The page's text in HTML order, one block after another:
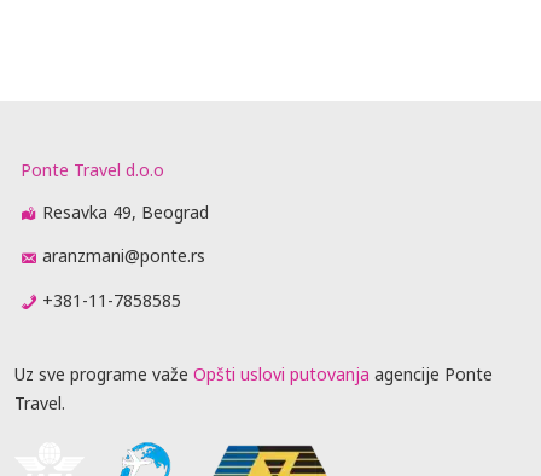
Ponte Travel d.o.o
Resavka 49, Beograd
aranzmani@ponte.rs
+381-11-7858585
Uz sve programe važe Opšti uslovi putovanja agencije Ponte
Travel.